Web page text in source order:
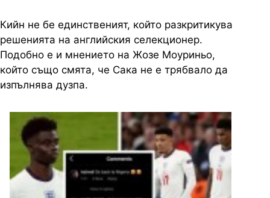
Кийн не бе единственият, който разкритикува
решенията на английския селекционер.
Подобно е и мнението на Жозе Моуриньо,
който също смята, че Сака не е трябвало да
изпълнява дузпа.